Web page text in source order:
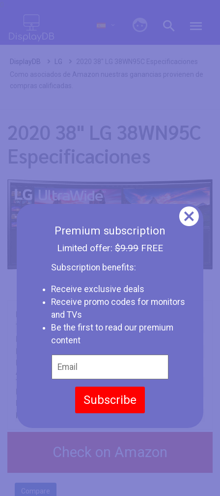
Premium subscription
Limited offer: $9.99FREE
Subscription benefits:
Receive exclusive deals
Receive promo codes for monitors
and TVs
Be the first to read our premium
content
Subscribe
DisplayDB LG
2020 38" LG 38WN95C Especificaciones
Como asociados de Amazon nuestras ganancias provienen de
compras calificadas.
2020 38" LG 38WN95C
Especificaciones
Marca
Monitor
Dimensión de la Pantalla
Frecuencia de
Actualización
Tiempo de Respuneta
1 ms
Formato de la Pantallo
24:10
Resolucion de la Pantalla
3840 x 1600
Check on Amazon
Compare